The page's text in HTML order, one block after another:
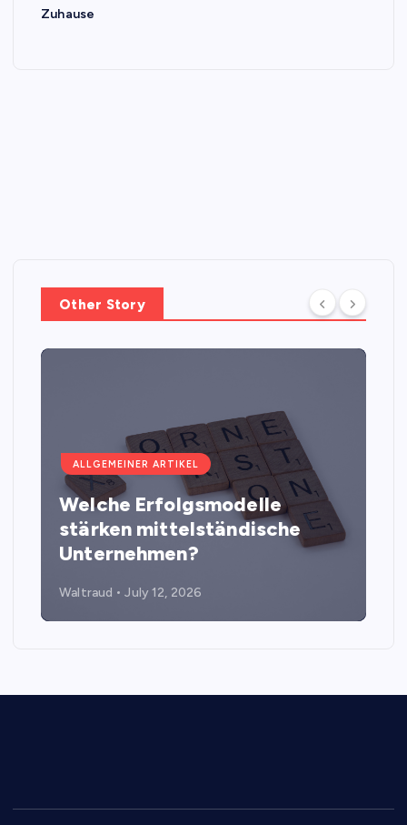
Zuhause
Other Story
ALLGEMEINER ARTIKEL
Welche Erfolgsmodelle
stärken mittelständische
Unternehmen?
Waltraud July 12, 2026